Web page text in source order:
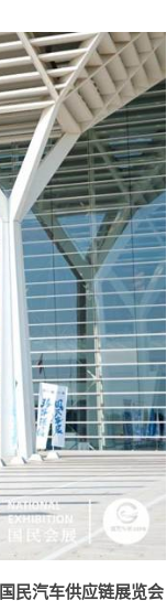
国民汽车供应链展览会